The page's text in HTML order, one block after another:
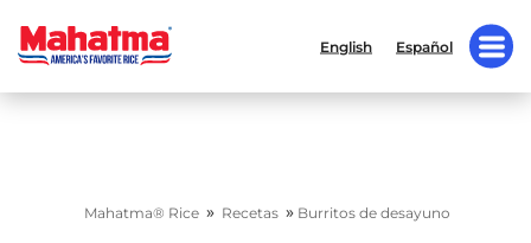
English Español
Mahatma® Rice » Recetas » Burritos de desayuno